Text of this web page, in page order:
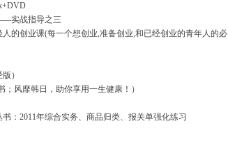
实战指导之三
的创业课(每一个想创业,准备创业,和已经创业的青年人的必
）
风靡韩日，助你享用一生健康！）
：2011年综合实务、商品归类、报关单强化练习